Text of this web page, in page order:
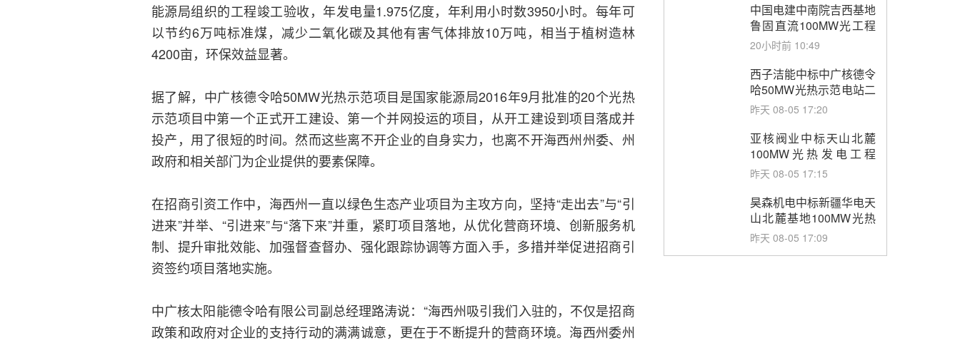
能源局组织的工程竣工验收，年发电量1.975亿度，年利用小时数3950小时。每年可
以节约6万吨标准煤，减少二氧化碳及其他有害气体排放10万吨，相当于植树造林
4200亩，环保效益显著。
据了解，中广核德令哈50MW光热示范项目是国家能源局2016年9月批准的20个光热
示范项目中第一个正式开工建设、第一个并网投运的项目，从开工建设到项目落成并
投产，用了很短的时间。然而这些离不开企业的自身实力，也离不开海西州州委、州
政府和相关部门为企业提供的要素保障。
在招商引资工作中，海西州一直以绿色生态产业项目为主攻方向，坚持“走出去”与“引
进来”并举、“引进来”与“落下来”并重，紧盯项目落地，从优化营商环境、创新服务机
制、提升审批效能、加强督查督办、强化跟踪协调等方面入手，多措并举促进招商引
资签约项目落地实施。
中广核太阳能德令哈有限公司副总经理路涛说：“海西州吸引我们入驻的，不仅是招商
政策和政府对企业的支持行动的满满诚意，更在于不断提升的营商环境。海西州委州
中国电建中南院吉西基地
鲁固直流100MW光工程
性能试验采购
20小时前 10:49
西子洁能中标中广核德令
哈50MW光热示范电站二
列蒸汽发生器设备采购
昨天 08-05 17:20
亚核阀业中标天山北麓
100MW光热发电工程
EPC总承包项目熔盐截
购
昨天 08-05 17:15
昊森机电中标新疆华电天
山北麓基地100MW光热
发电工程EPC总承包项
昨天 08-05 17:09